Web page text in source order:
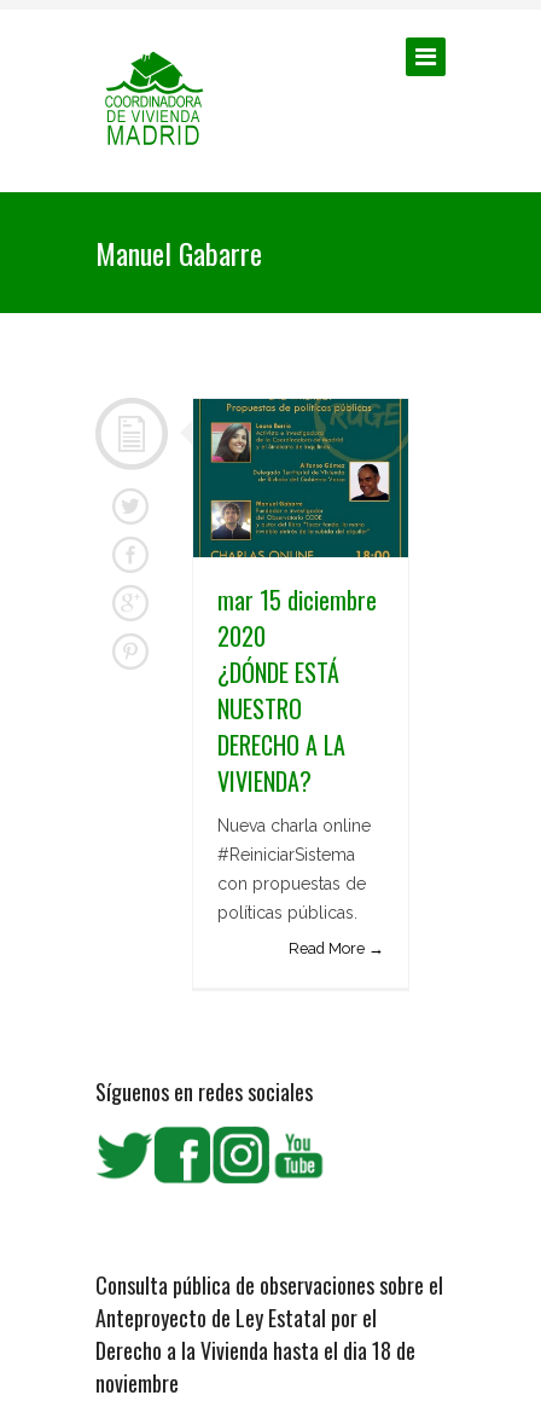
Manuel Gabarre
mar 15 diciembre
2020
¿DÓNDE ESTÁ
NUESTRO
DERECHO A LA
VIVIENDA?
Nueva charla online
#ReiniciarSistema
con propuestas de
políticas públicas.
Read More →
Síguenos en redes sociales
Consulta pública de observaciones sobre el
Anteproyecto de Ley Estatal por el
Derecho a la Vivienda hasta el dia 18 de
noviembre